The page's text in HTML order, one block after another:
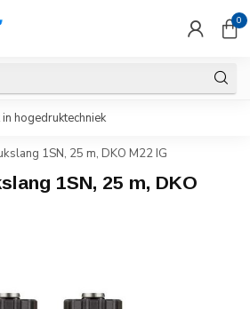
0
hogedruktechniek
1SN, 25 m, DKO M22 IG
1SN, 25 m, DKO